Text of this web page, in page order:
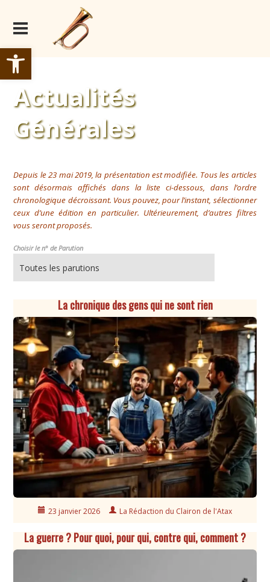
Ouvrir la barre d’outils
Actualités
Générales
Depuis le 23 mai 2019, la présentation est modifiée. Tous les articles
sont désormais affichés dans la liste ci-dessous, dans l’ordre
chronologique décroissant. Vous pouvez, pour l’instant, sélectionner
ceux d’une édition en particulier. Ultérieurement, d’autres filtres
vous seront proposés.
Choisir le n° de Parution
La chronique des gens qui ne sont rien
23 janvier 2026 La Rédaction du Clairon de l'Atax
La guerre ? Pour quoi, pour qui, contre qui, comment ?